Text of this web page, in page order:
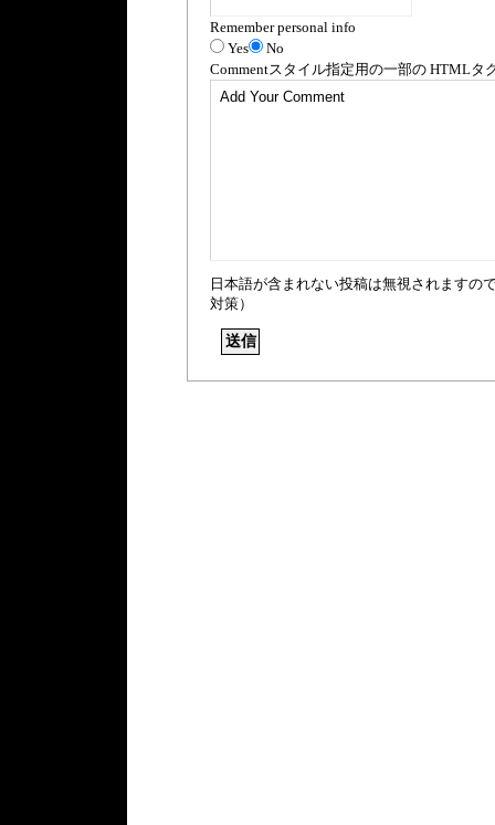
Remember personal info
Yes
No
Commentスタイル指定用の一部の HTMLタ
日本語が含まれない投稿は無視されますの
対策）